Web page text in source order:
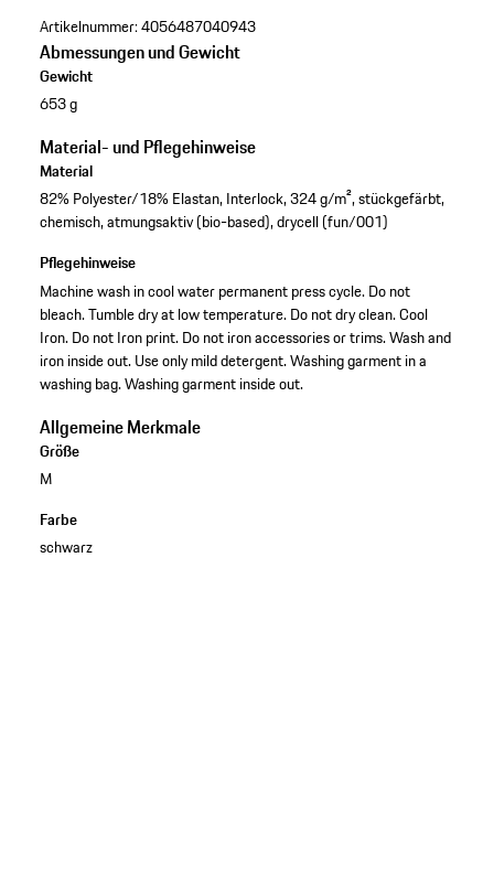
Artikelnummer:4056487040943
Abmessungen und Gewicht
Gewicht
653 g
Material- und Pflegehinweise
Material
82% Polyester/18% Elastan, Interlock, 324 g/m², stückgefärbt,
chemisch, atmungsaktiv (bio-based), drycell (fun/001)
Pflegehinweise
Machine wash in cool water permanent press cycle. Do not
bleach. Tumble dry at low temperature. Do not dry clean. Cool
Iron. Do not Iron print. Do not iron accessories or trims. Wash and
iron inside out. Use only mild detergent. Washing garment in a
washing bag. Washing garment inside out.
Allgemeine Merkmale
Größe
M
Farbe
schwarz